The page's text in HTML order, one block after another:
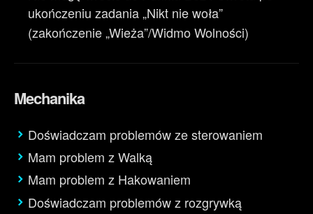
ukończeniu zadania „Nikt nie woła”
(zakończenie „Wieża”/Widmo Wolności)
Mechanika
Doświadczam problemów ze sterowaniem
Mam problem z Walką
Mam problem z Hakowaniem
Doświadczam problemów z rozgrywką